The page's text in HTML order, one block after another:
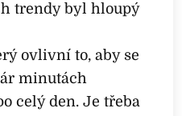
trendy byl hloupý
ovlivní to, aby se
minutách
celý den. Je třeba